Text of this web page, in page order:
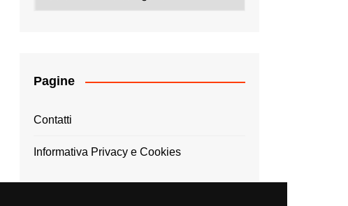
Pagine
Contatti
Informativa Privacy e Cookies